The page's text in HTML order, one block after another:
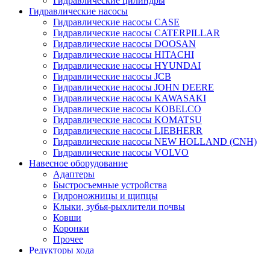
Гидравлические насосы
Гидравлические насосы CASE
Гидравлические насосы CATERPILLAR
Гидравлические насосы DOOSAN
Гидравлические насосы HITACHI
Гидравлические насосы HYUNDAI
Гидравлические насосы JCB
Гидравлические насосы JOHN DEERE
Гидравлические насосы KAWASAKI
Гидравлические насосы KOBELCO
Гидравлические насосы KOMATSU
Гидравлические насосы LIEBHERR
Гидравлические насосы NEW HOLLAND (CNH)
Гидравлические насосы VOLVO
Навесное оборудование
Адаптеры
Быстросъемные устройства
Гидроножницы и щипцы
Клыки, зубья-рыхлители почвы
Ковши
Коронки
Прочее
Редукторы хода